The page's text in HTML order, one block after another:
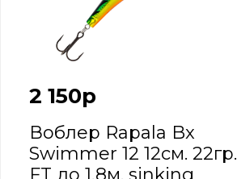
2 150р
Воблер Rapala Bx
Swimmer 12 12см. 22гр.
FT до 1,8м. sinking